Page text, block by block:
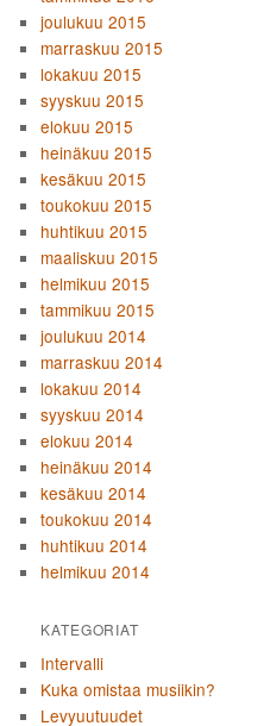
joulukuu 2015
marraskuu 2015
lokakuu 2015
syyskuu 2015
elokuu 2015
heinäkuu 2015
kesäkuu 2015
toukokuu 2015
huhtikuu 2015
maaliskuu 2015
helmikuu 2015
tammikuu 2015
joulukuu 2014
marraskuu 2014
lokakuu 2014
syyskuu 2014
elokuu 2014
heinäkuu 2014
kesäkuu 2014
toukokuu 2014
huhtikuu 2014
helmikuu 2014
KATEGORIAT
Intervalli
Kuka omistaa musiikin?
Levyuutuudet